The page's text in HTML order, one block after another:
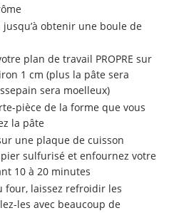
jusqu’à obtenir une boule de
plan de travail PROPRE sur
1 cm (plus la pâte sera
sera moelleux)
pièce de la forme que vous
la pâte
une plaque de cuisson
sulfurisé et enfournez votre
10 à 20 minutes
four, laissez refroidir les
les avec beaucoup de